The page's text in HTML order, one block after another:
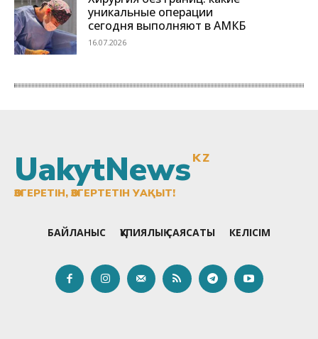
UakytNewsKZ
ӨЗГЕРЕТІН, ӨЗГЕРТЕТІН УАҚЫТ!
БАЙЛАНЫС ҚҰПИЯЛЫҚ САЯСАТЫ КЕЛІСІМ